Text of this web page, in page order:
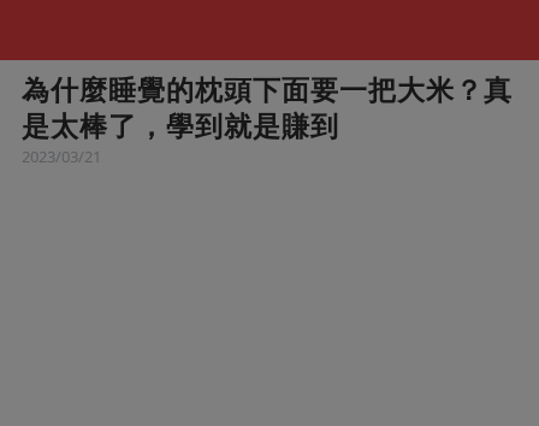
為什麼睡覺的枕頭下面要一把大米？真
是太棒了，學到就是賺到
2023/03/21